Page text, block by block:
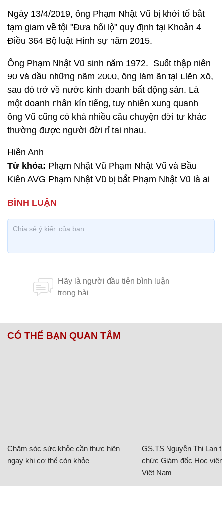
Ngày 13/4/2019, ông Phạm Nhật Vũ bị khởi tố bắt
tạm giam về tội "Đưa hối lộ" quy định tại Khoản 4
Điều 364 Bộ luật Hình sự năm 2015.
Ông Phạm Nhật Vũ sinh năm 1972. Suốt thập niên
90 và đầu những năm 2000, ông làm ăn tại Liên Xô,
sau đó trở về nước kinh doanh bất động sản. Là
một doanh nhân kín tiếng, tuy nhiên xung quanh
ông Vũ cũng có khá nhiều câu chuyện đời tư khác
thường được người đời rỉ tai nhau.
Hiền Anh
Từ khóa: Phạm Nhật Vũ Phạm Nhật Vũ và Bầu
Kiên AVG Phạm Nhật Vũ bị bắt Phạm Nhật Vũ là ai
CÓ THỂ BẠN QUAN TÂM
Chăm sóc sức khỏe cần thực hiện
ngay khi cơ thể còn khỏe
GS.TS Nguyễn Thị Lan
chức Giám đốc Học
Việt Nam